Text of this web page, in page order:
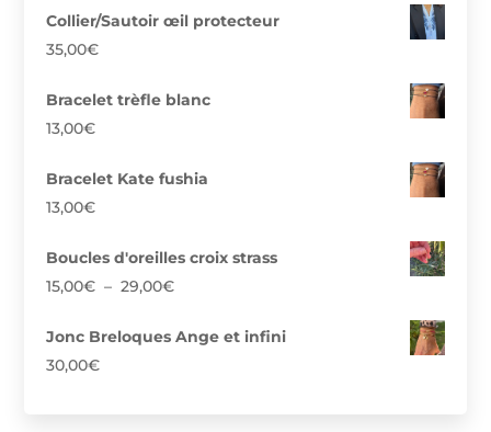
Collier/Sautoir œil protecteur
35,00€
Bracelet trèfle blanc
13,00€
Bracelet Kate fushia
13,00€
Boucles d'oreilles croix strass
15,00€ – 29,00€Plage
prix :
Jonc Breloques Ange et infini
30,00€